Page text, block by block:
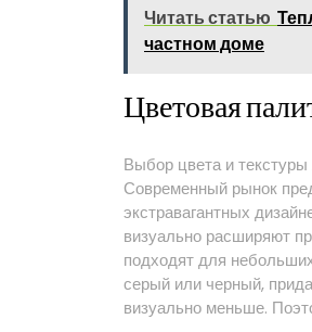
Читать статью
частном доме
Цветовая
Выбор цвета и
Современный рынок
экстравагантных
визуально расширяют
подходят для
серый или черный,
визуально меньше.